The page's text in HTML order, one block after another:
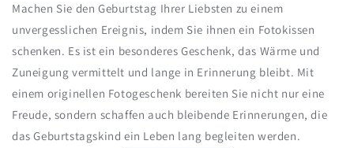
Machen Sie den Geburtstag Ihrer Liebsten zu einem
unvergesslichen Ereignis, indem Sie ihnen ein Fotokissen
schenken. Es ist ein besonderes Geschenk, das Wärme und
Zuneigung vermittelt und lange in Erinnerung bleibt. Mit
einem originellen Fotogeschenk bereiten Sie nicht nur eine
Freude, sondern schaffen auch bleibende Erinnerungen, die
das Geburtstagskind ein Leben lang begleiten werden.